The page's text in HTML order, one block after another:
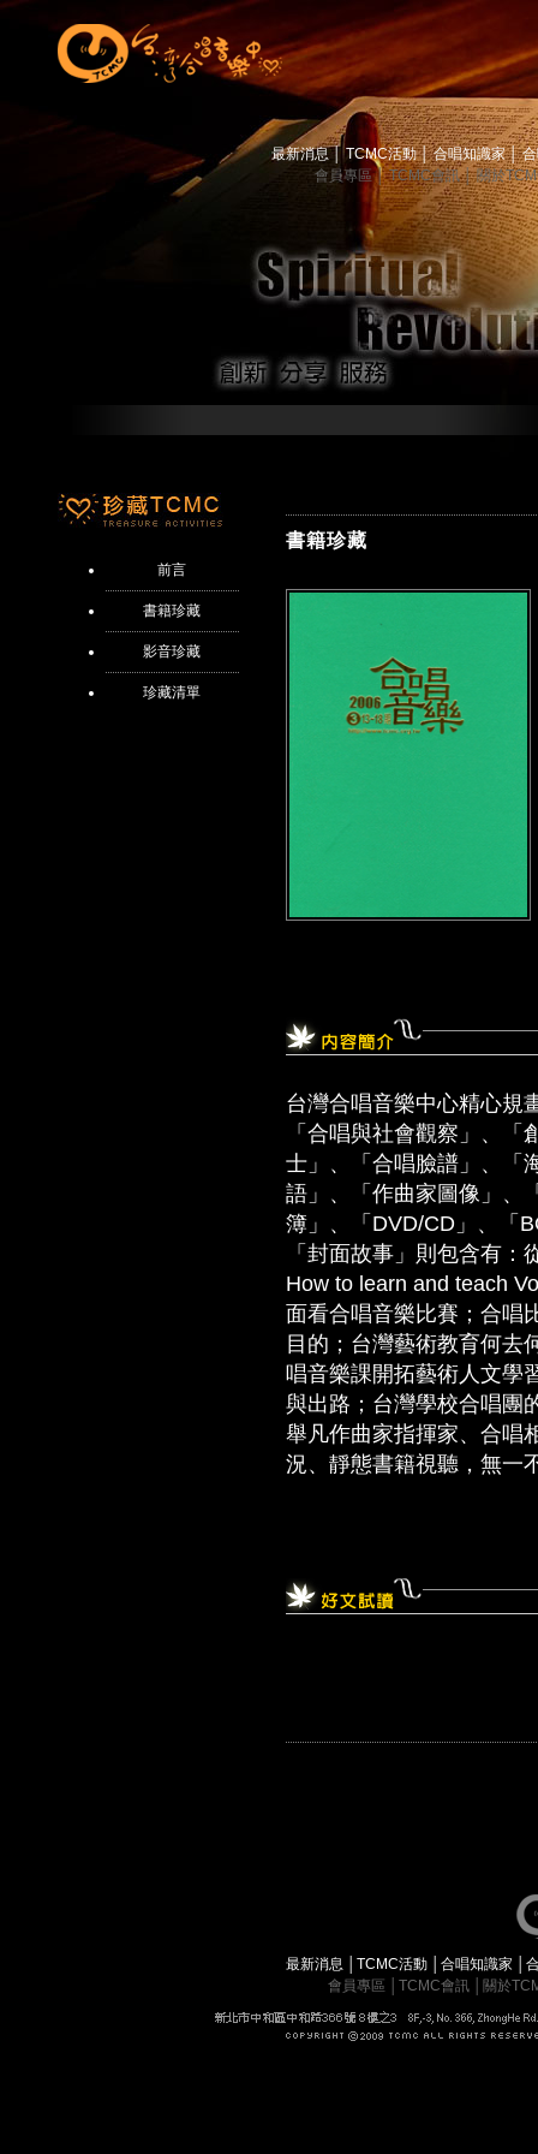
最新消息 TCMC活動│ 合唱知識家│
會員專區│ TCMC會訊│ 關於
前言
書籍珍藏
影音珍藏
珍藏清單
書籍珍藏
台灣合唱音樂中心精心規
「合唱與社會觀察」、
士」、「合唱臉譜」、「
語」、「作曲家圖像」、
簿」、「DVD/CD」、「
「封面故事」則包含有
How to learn and teach
面看合唱音樂比賽；合唱
目的；台灣藝術教育何去
唱音樂課開拓藝術人文學
與出路；台灣學校合唱團
舉凡作曲家指揮家、合唱
況、靜態書籍視聽，無一
最新消息 │TCMC活動 │合唱知識家 │
會員專區
TCMC會訊 關於